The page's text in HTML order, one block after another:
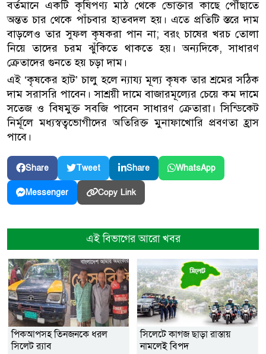
বর্তমানে একটি কৃষিপণ্য মাঠ থেকে ভোক্তার কাছে পৌঁছাতে
অন্তত চার থেকে পাঁচবার হাতবদল হয়। এতে প্রতিটি স্তরে দাম
বাড়লেও তার সুফল কৃষকরা পান না; বরং চাষের খরচ তোলা
নিয়ে তাদের চরম ঝুঁকিতে থাকতে হয়। অন্যদিকে, সাধারণ
ক্রেতাদের গুনতে হয় চড়া দাম।
এই ‘কৃষকের হাট’ চালু হলে ন্যায্য মূল্য কৃষক তার শ্রমের সঠিক
দাম সরাসরি পাবেন। সাশ্রয়ী দামে বাজারমূল্যের চেয়ে কম দামে
সতেজ ও বিষমুক্ত সবজি পাবেন সাধারণ ক্রেতারা। সিন্ডিকেট
নির্মূলে মধ্যস্বত্বভোগীদের অতিরিক্ত মুনাফাখোরি প্রবণতা হ্রাস
পাবে।
Share Tweet Share WhatsApp
Messenger Copy Link
এই বিভাগের আরো খবর
পিকআপসহ তিনজনকে ধরল
সিলেট র‌্যাব
সিলেটে কাগজ ছাড়া রাস্তায়
নামলেই বিপদ